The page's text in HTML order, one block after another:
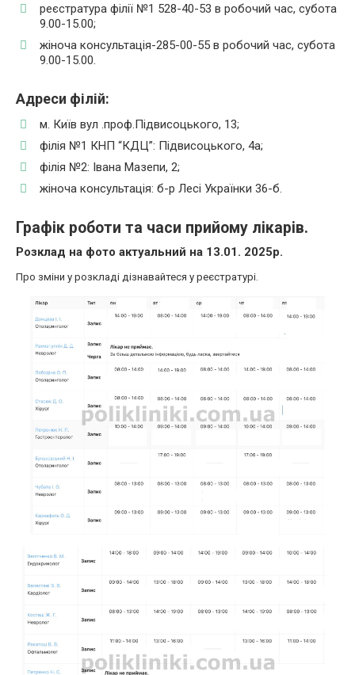
реєстратура філії №1 528-40-53 в робочий час, субота
9.00-15.00;
жіноча консультація-285-00-55 в робочий час, субота
9.00-15.00.
Адреси філій:
м. Київ вул .проф.Підвисоцького, 13;
філія №1 КНП “КДЦ”: Підвисоцького, 4а;
філія №2: Івана Мазепи, 2;
жіноча консультація: б-р Лесі Українки 36-б.
Графік роботи та часи прийому лікарів.
Розклад на фото актуальний на 13.01. 2025р.
Про зміни у розкладі дізнавайтеся у реєстратурі.